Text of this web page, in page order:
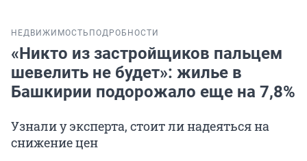
НЕДВИЖИМОСТЬ ПОДРОБНОСТИ
«Никто из застройщиков пальцем
шевелить не будет»: жилье в
Башкирии подорожало еще на 7,8%
Узнали у эксперта, стоит ли надеяться на
снижение цен